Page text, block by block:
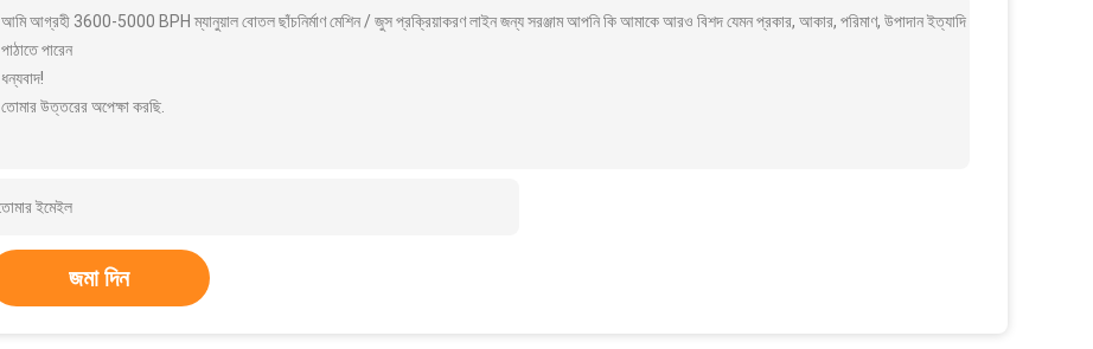
আমি আগ্রহী 3600-5000 BPH ম্যানুয়াল বোতল ছাঁচনির্মাণ মেশিন / জুস প্রক্রিয়াকরণ লাইন জন্য সরঞ্জাম আপনি কি আমাকে আরও বিশদ যেমন প্রকার, আকার, পরিমাণ, উপাদান ইত্যাদি
পাঠাতে পারেন
ধন্যবাদ!
তোমার উত্তরের অপেক্ষা করছি.
জমা দিন